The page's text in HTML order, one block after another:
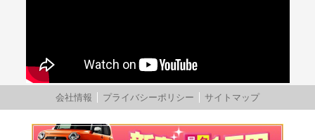
会社情報 プライバシーポリシー サイトマップ